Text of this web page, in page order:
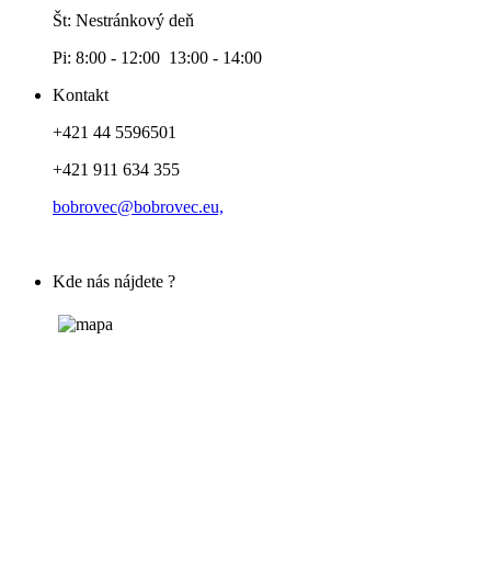
Št: Nestránkový deň
Pi: 8:00 - 12:00 13:00 - 14:00
Kontakt
+421 44 5596501
+421 911 634 355
bobrovec@bobrovec.eu,
Kde nás nájdete ?